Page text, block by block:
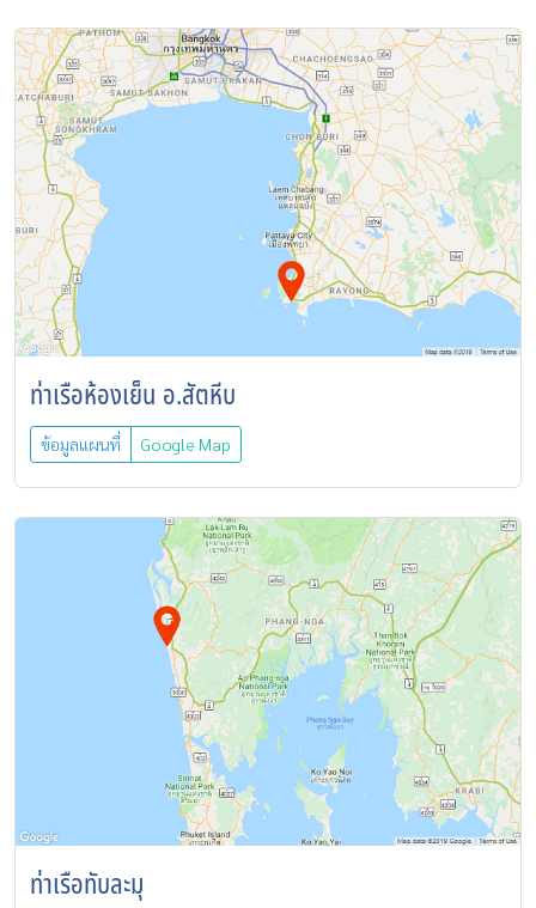
ท่าเรือห้องเย็น อ.สัตหีบ
ข้อมูลแผนที่ Google Map
ท่าเรือทับละมุ